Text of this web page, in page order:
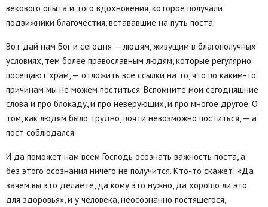
векового опыта и того вдохновения, которое получали
подвижники благочестия, встававшие на путь поста.
Вот дай нам Бог и сегодня — людям, живущим в благополучных
условиях, тем более православным людям, которые регулярно
посещают храм, — отложить все ссылки на то, что по каким-то
причинам мы не можем поститься. Вспомните мои сегодняшние
слова и про блокаду, и про неверующих, и про многое другое. О
том, как людям было трудно, почти невозможно поститься, — а
пост соблюдался.
И да поможет нам всем Господь осознать важность поста, а
без этого осознания ничего не получится. Кто-то скажет: «Да
зачем вы это делаете, да кому это нужно, да хорошо ли это
для здоровья», и у человека, неосознанно постящегося,